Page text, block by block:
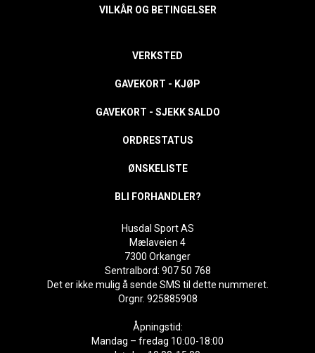
VILKÅR OG BETINGELSER
VERKSTED
GAVEKORT - KJØP
GAVEKORT - SJEKK SALDO
ORDRESTATUS
ØNSKELISTE
BLI FORHANDLER?
Husdal Sport AS
Mælaveien 4
7300 Orkanger
Sentralbord: 907 50 768
Det er ikke mulig å sende SMS til dette nummeret.
Orgnr. 925885908
Åpningstid:
Mandag – fredag 10:00-18:00